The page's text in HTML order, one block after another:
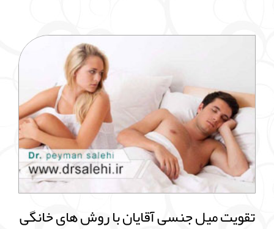
تقویت میل جنسی آقایان با روش های خانگی